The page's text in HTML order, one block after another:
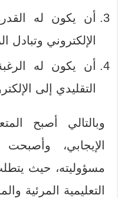
أن يكون له
الإلكتروني
أن يكون له
التقليدي إلى
وبالتالي أصبح
الإيجابي،
مسؤوليته، حيث
التعليمية المرئية